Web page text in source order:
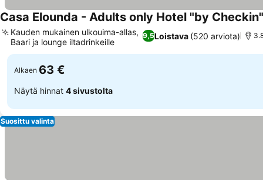
Casa Elounda - Adults only Hotel "by Checkin"
9,5Loistava (520 arviota)
Kauden mukainen ulkouima-allas,
Baari ja lounge iltadrinkeille
Alkaen 63 €
Näytä hinnat 4 sivustolta
Suosittu valinta